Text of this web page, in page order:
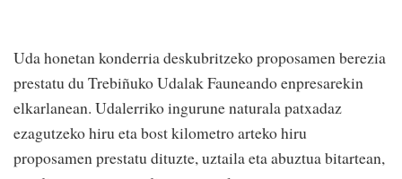
Uda honetan konderria deskubritzeko proposamen berezia
prestatu du Trebiñuko Udalak Fauneando enpresarekin
elkarlanean. Udalerriko ingurune naturala patxadaz
ezagutzeko hiru eta bost kilometro arteko hiru
proposamen prestatu dituzte, uztaila eta abuztua bitartean,